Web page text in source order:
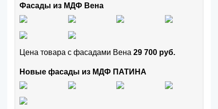
Фасады из МДФ Вена
Цена товара с фасадами Вена 29 700 руб.
Новые фасады из МДФ ПАТИНА